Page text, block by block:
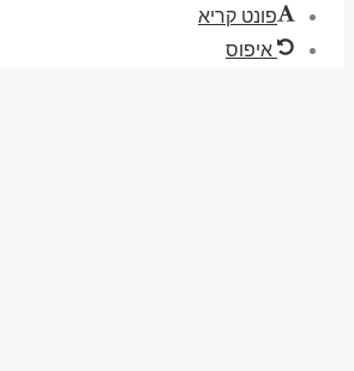
פונט קריא
איפוס